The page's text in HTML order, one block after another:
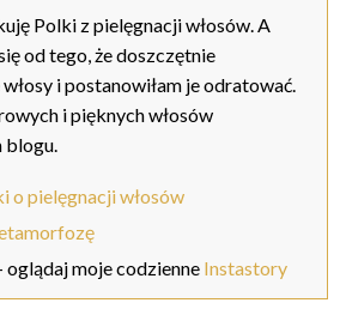
Polki z pielęgnacji włosów. A
od tego, że doszczętnie
i postanowiłam je odratować.
i pięknych włosów
blogu.
o pielęgnacji włosów
oglądaj moje codzienne Instastory